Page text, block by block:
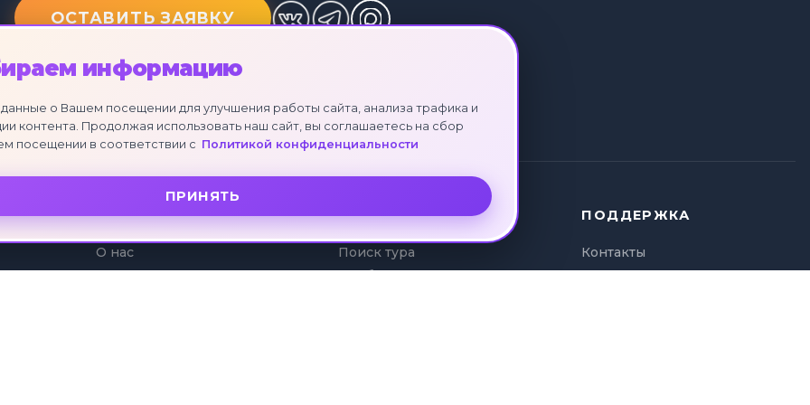
ОСТАВИТЬ ЗАЯВКУ
О КОМПАНИИ
О нас
Отзывы клиентов
УСЛУГИ
Поиск тура
Подбор тура
ПОДДЕРЖКА
Контакты
Политика
информацию
о Вашем посещении для улучшения работы сайта, анализа трафика и
контента. Продолжая использовать наш сайт, вы соглашаетесь на сбор
посещении в соответствии с Политикой конфиденциальности
ПРИНЯТЬ